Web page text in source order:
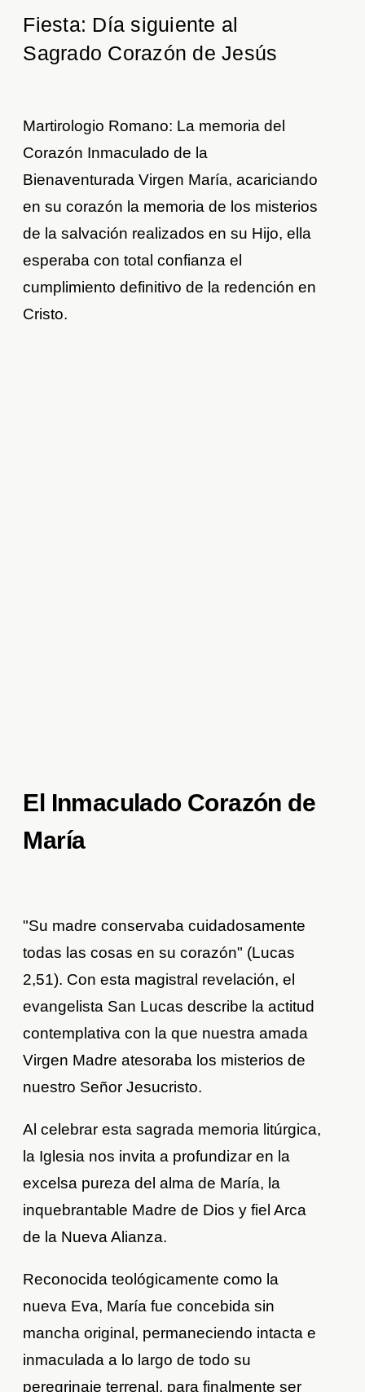
Fiesta: Día siguiente al
Sagrado Corazón de Jesús
Martirologio Romano: La memoria del
Corazón Inmaculado de la
Bienaventurada Virgen María, acariciando
en su corazón la memoria de los misterios
de la salvación realizados en su Hijo, ella
esperaba con total confianza el
cumplimiento definitivo de la redención en
Cristo.
El Inmaculado Corazón de
María
"Su madre conservaba cuidadosamente
todas las cosas en su corazón" (Lucas
2,51). Con esta magistral revelación, el
evangelista San Lucas describe la actitud
contemplativa con la que nuestra amada
Virgen Madre atesoraba los misterios de
nuestro Señor Jesucristo.
Al celebrar esta sagrada memoria litúrgica,
la Iglesia nos invita a profundizar en la
excelsa pureza del alma de María, la
inquebrantable Madre de Dios y fiel Arca
de la Nueva Alianza.
Reconocida teológicamente como la
nueva Eva, María fue concebida sin
mancha original, permaneciendo intacta e
inmaculada a lo largo de todo su
peregrinaje terrenal, para finalmente ser